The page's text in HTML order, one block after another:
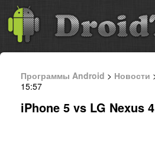
Программы Android > Новости
15:57
iPhone 5 vs LG Nexus